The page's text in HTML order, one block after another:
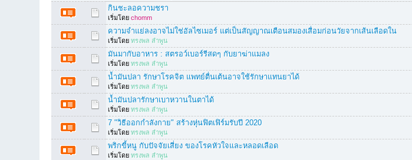
กินชะลอความชรา
เริ่มโดยchomm
ความจำแย่ลงอาจไม่ใช่อัลไซเมอร์ แต่เป็นสัญญาณเตือนสมองเสื่อมก่อนวัยจากเส้นเลือดใน
เริ่มโดยทรงพล ลำพูน
มันมากับอาหาร : สตรอว์เบอร์รีสดๆ กับยาฆ่าแมลง
เริ่มโดยทรงพล ลำพูน
น้ำมันปลา รักษาโรคจิต แพทย์ตื่นเต้นอาจใช้รักษาแทนยาได้
เริ่มโดยทรงพล ลำพูน
น้ำมันปลารักษาเบาหวานในตาได้
เริ่มโดยทรงพล ลำพูน
7 "วิธีออกกำลังกาย" สร้างหุ่นฟิตเฟิร์มรับปี 2020
เริ่มโดยทรงพล ลำพูน
พริกขี้หนู กับปัจจัยเสี่ยง ของโรคหัวใจและหลอดเลือด
เริ่มโดยทรงพล ลำพูน